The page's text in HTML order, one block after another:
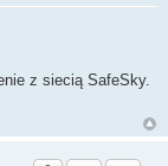
z siecią SafeSky.